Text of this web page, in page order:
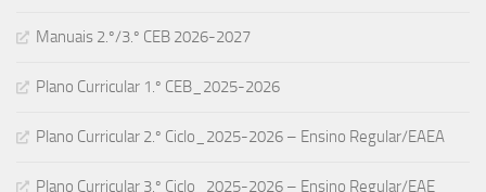
Manuais 2.º/3.º CEB 2026-2027
Plano Curricular 1.º CEB_2025-2026
Plano Curricular 2.º Ciclo_2025-2026 – Ensino Regular/EAEA
Plano Curricular 3.º Ciclo_2025-2026 – Ensino Regular/EAE